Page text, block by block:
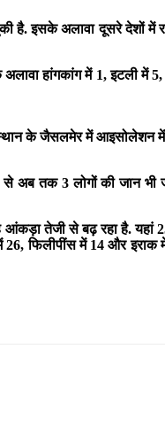
है. इसके अलावा दूसरे देशों में
हांगकांग में 1, इटली में
के जैसलमेर में आइसोलेशन में
से अब तक 3 लोगों की जान
तेजी से बढ़ रहा है. यहां
फिलीपींस में 14 और इराक